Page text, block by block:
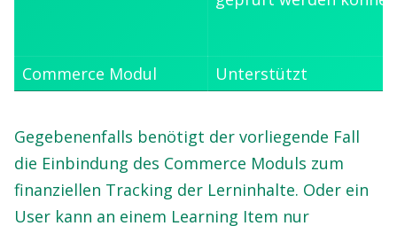
Commerce Modul Unterstützt
Gegebenenfalls benötigt der vorliegende Fall
die Einbindung des Commerce Moduls zum
finanziellen Tracking der Lerninhalte. Oder ein
User kann an einem Learning Item nur